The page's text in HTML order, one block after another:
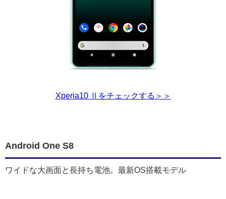
Xperia10 Ⅱをチェックする＞＞
Android One S8
ワイドな大画面と長持ち電池。最新OS搭載モデル